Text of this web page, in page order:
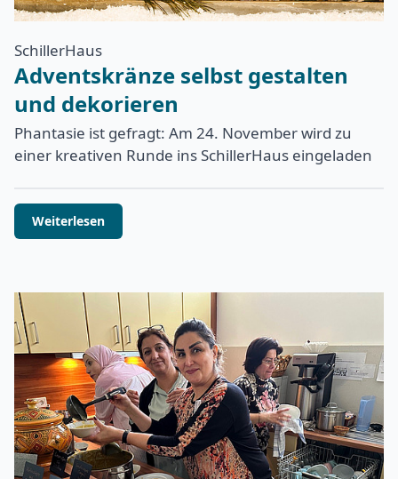
SchillerHaus
Adventskränze selbst gestalten
und dekorieren
Phantasie ist gefragt: Am 24. November wird zu
einer kreativen Runde ins SchillerHaus eingeladen
Weiterlesen